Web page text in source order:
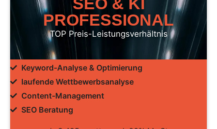
PROFESSIONAL
TOP Preis-Leistungsverhältnis
Keyword-Analyse & Optimierung
laufende Wettbewerbsanalyse
Content-Management
SEO Beratung